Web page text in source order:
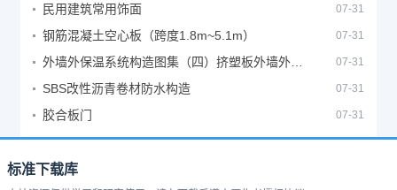
民用建筑常用饰面 07-31
钢筋混凝土空心板（跨度1.8m~5.1m） 07-31
07-31
SBS改性沥青卷材防水构造 07-31
胶合板门 07-31
标准下载库